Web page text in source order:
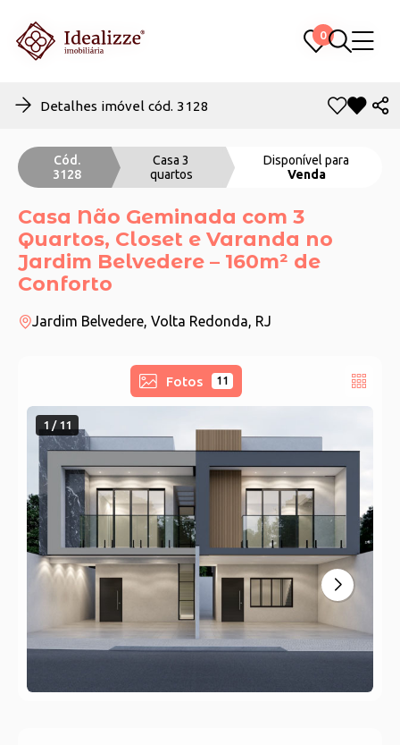
0
0
Detalhes imóvel cód. 3128
Cód.
3128
Casa 3
quartos
Disponível para
Venda
Casa Não Geminada com 3
Quartos, Closet e Varanda no
Jardim Belvedere – 160m² de
Conforto
Jardim Belvedere, Volta Redonda, RJ
Fotos 11
1 / 11